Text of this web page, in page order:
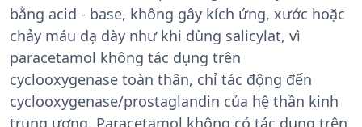
bằng acid - base, không gây kích ứng, xước hoặc
chảy máu dạ dày như khi dùng salicylat, vì
paracetamol không tác dụng trên
cyclooxygenase toàn thân, chỉ tác động đến
cyclooxygenase/prostaglandin của hệ thần kinh
trung ương. Paracetamol không có tác dụng trên